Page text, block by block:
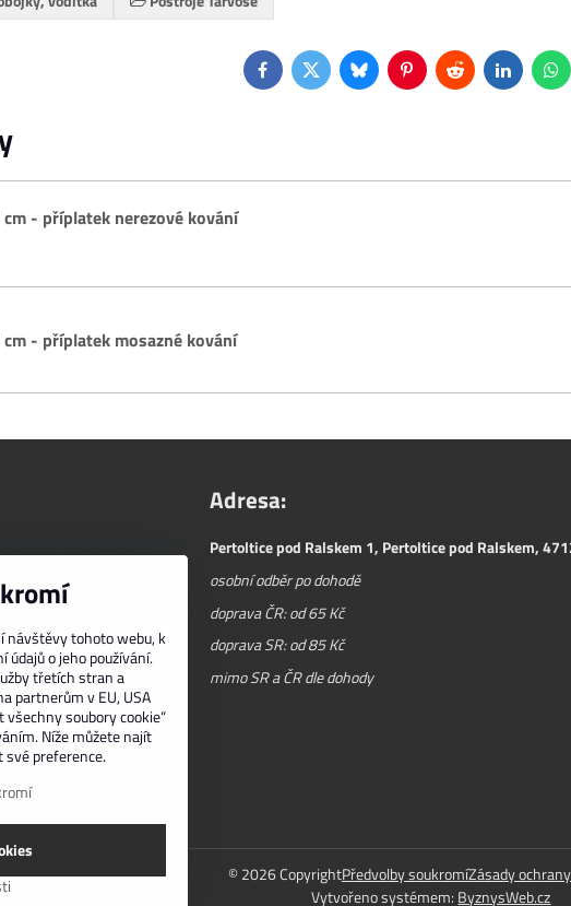
FacebookTwitterBlueskyPinterestRedditLinkedIn
- příplatek nerezové kování
- příplatek mosazné kování
Adresa:
Pertoltice pod Ralskem 1, Pertoltice pod Ralskem,
osobní odběr po dohodě
doprava ČR: od 65 Kč
doprava SR: od 85 Kč
mimo SR a ČR dle dohody
©2026CopyrightPředvolby soukromíZásady
Vytvořeno systémem: ByznysWeb.cz
návštěvy tohoto webu, k
údajů o jeho používání.
třetích stran a
partnerům v EU, USA
soubory cookie“
Níže můžete najít
své preference.